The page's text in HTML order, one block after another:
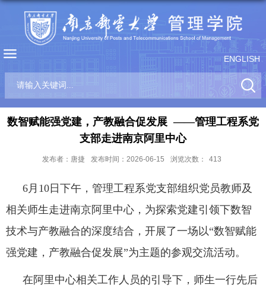
ENGLISH
数智赋能强党建，产教融合促发展 ——管理工程系党
支部走进南京阿里中心
发布者：唐捷 发布时间：2026-06-15 浏览次数： 413
6 月 10日下午，管理工程系党支部组织党员教师及
相关师生走进南京阿里中心，为探索党建引领下数智
技术与产教融合的深度结合，开展了一场以“数智赋能
强党建，产教融合促发展”为主题的参观交流活动。
在阿里中心相关工作人员的引导下，师生一行先后